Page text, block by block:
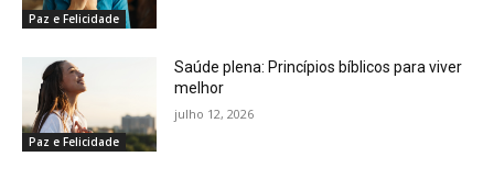
Paz e Felicidade
Paz e Felicidade
Saúde plena: Princípios bíblicos para viver
melhor
julho 12, 2026